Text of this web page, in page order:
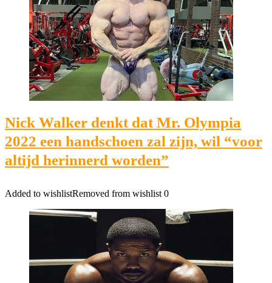
Nick Walker denkt dat Mr. Olympia
2022 een handschoen zal zijn, wil “voor
altijd herinnerd worden”
Added to wishlistRemoved from wishlist 0